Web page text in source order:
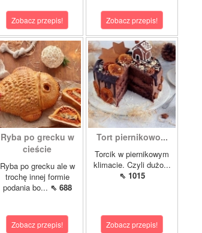
Zobacz przepis! Zobacz przepis!
Ryba po grecku w
cieście
Ryba po grecku ale w
trochę innej formie
podania bo... ⇖ 688
Zobacz przepis!
Tort piernikowo...
Torcik w piernikowym
klimacie. Czyli dużo...
⇖ 1015
Zobacz przepis!